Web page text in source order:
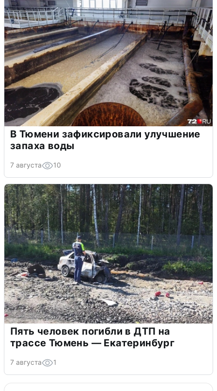
В Тюмени зафиксировали улучшение
запаха воды
7 августа 10
Пять человек погибли в ДТП на
трассе Тюмень — Екатеринбург
7 августа 1